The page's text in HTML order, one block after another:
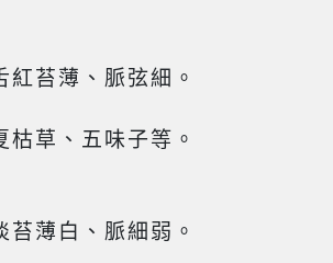
苔薄、脈弦細。
草、五味子等。
薄白、脈細弱。